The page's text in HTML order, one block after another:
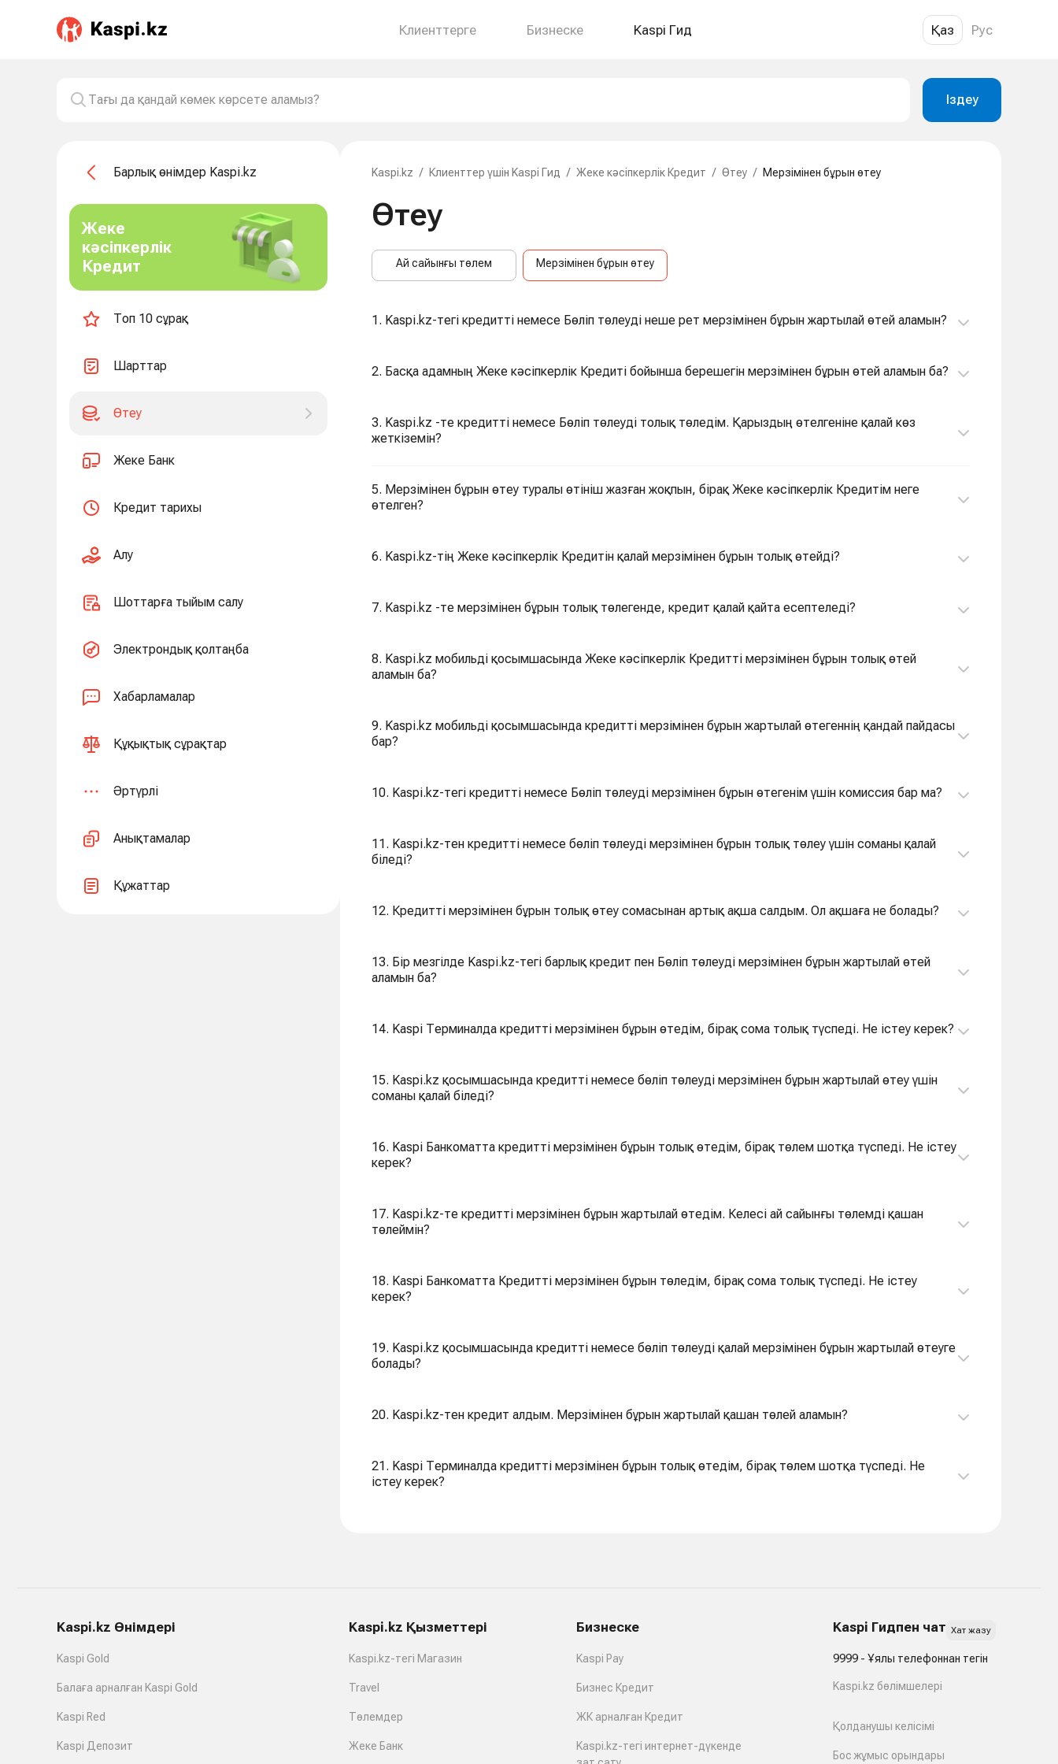
Клиенттерге Бизнеске Kaspi Гид Қаз Рус
Іздеу
Барлық өнімдер Kaspi.kz
Жеке
кәсіпкерлік
Кредит
Топ 10 сұрақ
Шарттар
Өтеу
Жеке Банк
Кредит тарихы
Алу
Шоттарға тыйым салу
Электрондық қолтаңба
Хабарламалар
Құқықтық сұрақтар
Әртүрлі
Анықтамалар
Құжаттар
Kaspi.kz / Клиенттер үшін Kaspi Гид / Жеке кәсіпкерлік Кредит / Өтеу / Мерзімінен бұрын өтеу
Өтеу
Ай сайынғы төлем Мерзімінен бұрын өтеу
1. Kaspi.kz-тегі кредитті немесе Бөліп төлеуді неше рет мерзімінен бұрын жартылай өтей аламын?
2. Басқа адамның Жеке кәсіпкерлік Кредиті бойынша берешегін мерзімінен бұрын өтей аламын ба?
3. Kaspi.kz -те кредитті немесе Бөліп төлеуді толық төледім. Қарыздың өтелгеніне қалай көз
жеткіземін?
5. Мерзімінен бұрын өтеу туралы өтініш жазған жоқпын, бірақ Жеке кәсіпкерлік Кредитім неге
өтелген?
6. Kaspi.kz-тің Жеке кәсіпкерлік Кредитін қалай мерзімінен бұрын толық өтейді?
7. Kaspi.kz -те мерзімінен бұрын толық төлегенде, кредит қалай қайта есептеледі?
8. Kaspi.kz мобильді қосымшасында Жеке кәсіпкерлік Кредитті мерзімінен бұрын толық өтей
аламын ба?
9. Kaspi.kz мобильді қосымшасында кредитті мерзімінен бұрын жартылай өтегеннің қандай пайдасы
бар?
10. Kaspi.kz-тегі кредитті немесе Бөліп төлеуді мерзімінен бұрын өтегенім үшін комиссия бар ма?
11. Kaspi.kz-тен кредитті немесе бөліп төлеуді мерзімінен бұрын толық төлеу үшін соманы қалай
біледі?
12. Кредитті мерзімінен бұрын толық өтеу сомасынан артық ақша салдым. Ол ақшаға не болады?
13. Бір мезгілде Kaspi.kz-тегі барлық кредит пен Бөліп төлеуді мерзімінен бұрын жартылай өтей
аламын ба?
14. Kaspi Терминалда кредитті мерзімінен бұрын өтедім, бірақ сома толық түспеді. Не істеу керек?
15. Kaspi.kz қосымшасында кредитті немесе бөліп төлеуді мерзімінен бұрын жартылай өтеу үшін
соманы қалай біледі?
16. Kaspi Банкоматта кредитті мерзімінен бұрын толық өтедім, бірақ төлем шотқа түспеді. Не істеу
керек?
17. Kaspi.kz-те кредитті мерзімінен бұрын жартылай өтедім. Келесі ай сайынғы төлемді қашан
төлеймін?
18. Kaspi Банкоматта Кредитті мерзімінен бұрын төледім, бірақ сома толық түспеді. Не істеу
керек?
19. Kaspi.kz қосымшасында кредитті немесе бөліп төлеуді қалай мерзімінен бұрын жартылай өтеуге
болады?
20. Kaspi.kz-тен кредит алдым. Мерзімінен бұрын жартылай қашан төлей аламын?
21. Kaspi Терминалда кредитті мерзімінен бұрын толық өтедім, бірақ төлем шотқа түспеді. Не
істеу керек?
Kaspi.kz Өнімдері
Kaspi Gold
Балаға арналған Kaspi Gold
Kaspi Red
Kaspi Депозит
Kaspi.kz Қызметтері
Kaspi.kz-тегі Магазин
Travel
Төлемдер
Жеке Банк
Бизнеске
Kaspi Pay
Бизнес Кредит
ЖК арналған Кредит
Kaspi.kz-тегі интернет-дүкенде
Kaspi Гидпен чат Хат жазу
9999 - Ұялы телефоннан тегін
Kaspi.kz бөлімшелері
Қолданушы келісімі
Бос жұмыс орындары